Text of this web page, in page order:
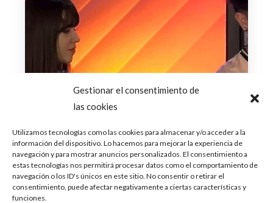
Gestionar el consentimiento de
las cookies
Utilizamos tecnologías como las cookies para almacenar y/o acceder a la
información del dispositivo. Lo hacemos para mejorar la experiencia de
navegación y para mostrar anuncios personalizados. El consentimiento a
estas tecnologías nos permitirá procesar datos como el comportamiento de
navegación o los ID's únicos en este sitio. No consentir o retirar el
consentimiento, puede afectar negativamente a ciertas características y
funciones.